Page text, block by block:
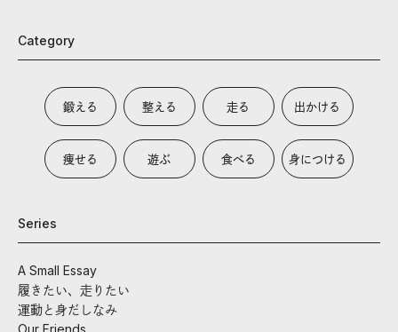
Category
鍛える 整える 走る 出かける
痩せる 遊ぶ 食べる 身につける
Series
A Small Essay
履きたい、走りたい
運動と身だしなみ
Our Friends